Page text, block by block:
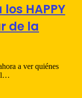
HAPPY
de la
a ver quiénes